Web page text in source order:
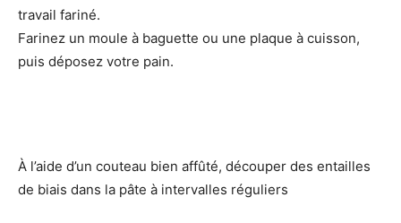
travail fariné.
Farinez un moule à baguette ou une plaque à cuisson,
puis déposez votre pain.
À l’aide d’un couteau bien affûté, découper des entailles
de biais dans la pâte à intervalles réguliers